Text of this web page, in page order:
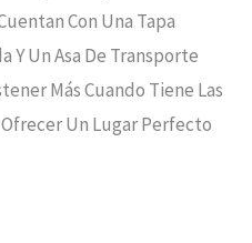
Con Una Tapa
Un Asa De Transporte
Más Cuando Tiene Las
Un Lugar Perfecto